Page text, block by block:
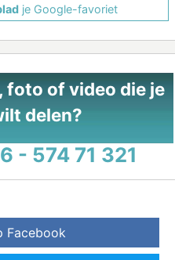
je Google-favoriet
foto of video die je
delen?
- 574 71 321
Facebook